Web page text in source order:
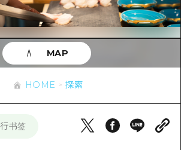
动·庙会
食·酒水
自行车
生活
岛随意旅行
岛市内
北
表
岛市内
艺
對了
北
北
息
的信息HOME 探索
书签
MAP